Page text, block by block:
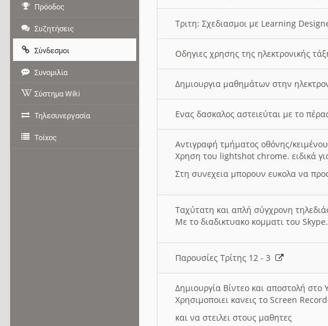
Τριτη: Σχεδιασμοι με Learning
Οδηγιες χρησης της ηλεκτρονικής
Δημιουργια μαθημάτων στην
Ενας δασκαλος αστειεύται με το
Αντιγραφή τμήματος οθόνης/
Χρηση του lightshot chrome. ειδικά
Στη συνεχεια μπορουν ευκολα να
Ταχύτατη και απλή σύγχρονη
Με το διαδικτυακο κομματι του
Παρουσίες Τρίτης 12 - 3
Δημιουργία Βίντεο και αποστολή
Χρησιμοποιει κανεις το Screen
και να στειλει στους μαθητες
Πρόοδος
Συζητήσεις
Σύνδεσμοι
Συνομιλία
Σύστημα Wiki
Τηλεσυνεργασία
Τοίχος